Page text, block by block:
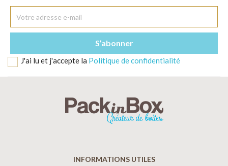
J'ai lu et j'accepte la Politique de confidentialité
INFORMATIONS UTILES